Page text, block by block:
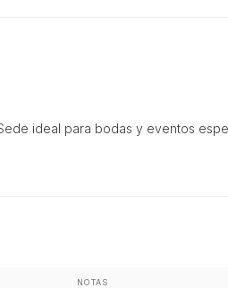
ideal para bodas y eventos
NOTAS